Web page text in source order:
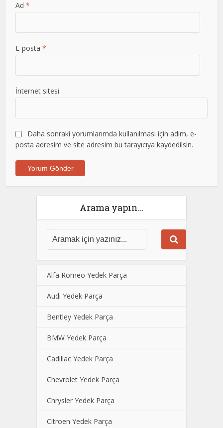
Ad*
E-posta*
İnternet sitesi
Daha sonraki yorumlarımda kullanılması için adım, e-
posta adresim ve site adresim bu tarayıcıya kaydedilsin.
Arama yapın…
Alfa Romeo Yedek Parça
Audi Yedek Parça
Bentley Yedek Parça
BMW Yedek Parça
Cadillac Yedek Parça
Chevrolet Yedek Parça
Chrysler Yedek Parça
Citroen Yedek Parça